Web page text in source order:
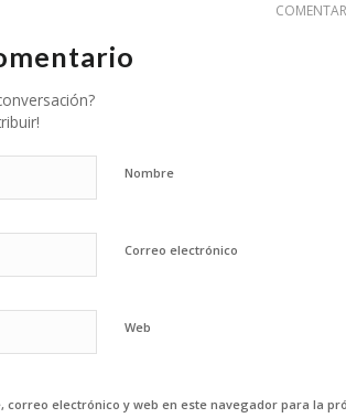
Nombre
Correo electrónico
Web
correo electrónico y web en este navegador para la